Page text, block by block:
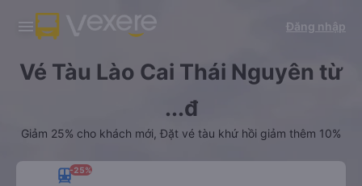
Tải app Vexere ngay!
Nhận ưu đãi thành viên độc
Mở app
Tải app Vexere
-30k/ghế khi đặt vé máy bay qua
Mở app
Đăng nhập
Vé Tàu Lào Cai Thái Nguyên từ
...đ
Giảm 25% cho khách mới, Đặt vé tàu khứ hồi giảm thêm 10%
-25%